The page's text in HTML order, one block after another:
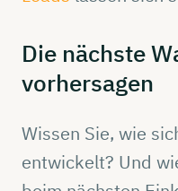
Die nächste
vorhersagen
Wissen Sie, wie
entwickelt? Und